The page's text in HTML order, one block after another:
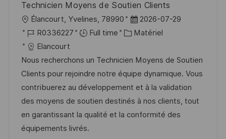
n
h
a
g
u
p
o
s
t
e
Technicien Moyens de Soutien Clients
o
c
a
l
i
s
a
t
Élancourt, Yvelines, 78990
D
a
e
d
’
a
f
2026-07-29
R
é
f
é
r
e
n
c
R0336227 Full time
C
t
é
g
o
r
Matériel
Elancourt
Nous recherchons un Technicien Moyens de Soutien
Clients pour rejoindre notre équipe dynamique. Vous
contribuerez au développement et à la validation
des moyens de soutien destinés à nos clients, tout
en garantissant la qualité et la conformité des
équipements livrés.